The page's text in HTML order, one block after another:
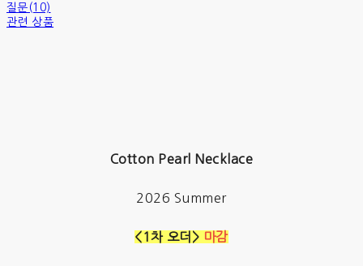
질문(10)
관련 상품
Cotton Pearl Necklace
2026 Summer
<1차 오더> 마감